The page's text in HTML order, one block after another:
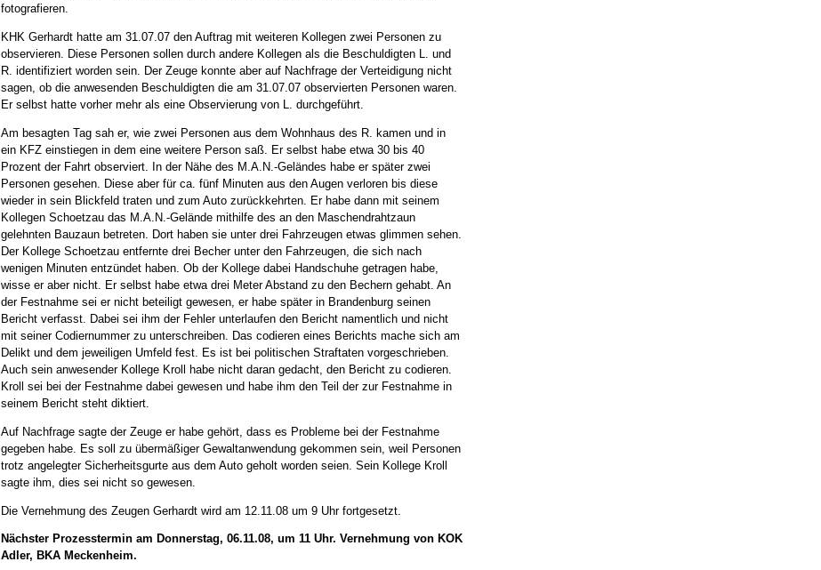
fotografieren.
KHK Gerhardt hatte am 31.07.07 den Auftrag mit weiteren Kollegen zwei Personen zu
observieren. Diese Personen sollen durch andere Kollegen als die Beschuldigten L. und
R. identifiziert worden sein. Der Zeuge konnte aber auf Nachfrage der Verteidigung nicht
sagen, ob die anwesenden Beschuldigten die am 31.07.07 observierten Personen waren.
Er selbst hatte vorher mehr als eine Observierung von L. durchgeführt.
Am besagten Tag sah er, wie zwei Personen aus dem Wohnhaus des R. kamen und in
ein KFZ einstiegen in dem eine weitere Person saß. Er selbst habe etwa 30 bis 40
Prozent der Fahrt observiert. In der Nähe des M.A.N.-Geländes habe er später zwei
Personen gesehen. Diese aber für ca. fünf Minuten aus den Augen verloren bis diese
wieder in sein Blickfeld traten und zum Auto zurückkehrten. Er habe dann mit seinem
Kollegen Schoetzau das M.A.N.-Gelände mithilfe des an den Maschendrahtzaun
gelehnten Bauzaun betreten. Dort haben sie unter drei Fahrzeugen etwas glimmen sehen.
Der Kollege Schoetzau entfernte drei Becher unter den Fahrzeugen, die sich nach
wenigen Minuten entzündet haben. Ob der Kollege dabei Handschuhe getragen habe,
wisse er aber nicht. Er selbst habe etwa drei Meter Abstand zu den Bechern gehabt. An
der Festnahme sei er nicht beteiligt gewesen, er habe später in Brandenburg seinen
Bericht verfasst. Dabei sei ihm der Fehler unterlaufen den Bericht namentlich und nicht
mit seiner Codiernummer zu unterschreiben. Das codieren eines Berichts mache sich am
Delikt und dem jeweiligen Umfeld fest. Es ist bei politischen Straftaten vorgeschrieben.
Auch sein anwesender Kollege Kroll habe nicht daran gedacht, den Bericht zu codieren.
Kroll sei bei der Festnahme dabei gewesen und habe ihm den Teil der zur Festnahme in
seinem Bericht steht diktiert.
Auf Nachfrage sagte der Zeuge er habe gehört, dass es Probleme bei der Festnahme
gegeben habe. Es soll zu übermäßiger Gewaltanwendung gekommen sein, weil Personen
trotz angelegter Sicherheitsgurte aus dem Auto geholt worden seien. Sein Kollege Kroll
sagte ihm, dies sei nicht so gewesen.
Die Vernehmung des Zeugen Gerhardt wird am 12.11.08 um 9 Uhr fortgesetzt.
Nächster Prozesstermin am Donnerstag, 06.11.08, um 11 Uhr. Vernehmung von KOK
Adler, BKA Meckenheim.